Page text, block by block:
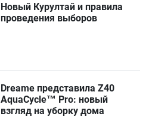
Новый Курултай и правила
проведения выборов
Dreame представила Z40
AquaCycle™ Pro: новый
взгляд на уборку дома